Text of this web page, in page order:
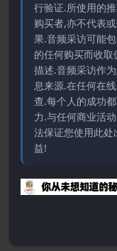
行验证.所使用的
购买者,亦不代表
果.音频采访可能
的任何购买而收
描述.音频采访作
息来源.在任何在
查.每个人的成功
力.与任何商业活
法保证您使用此
益!